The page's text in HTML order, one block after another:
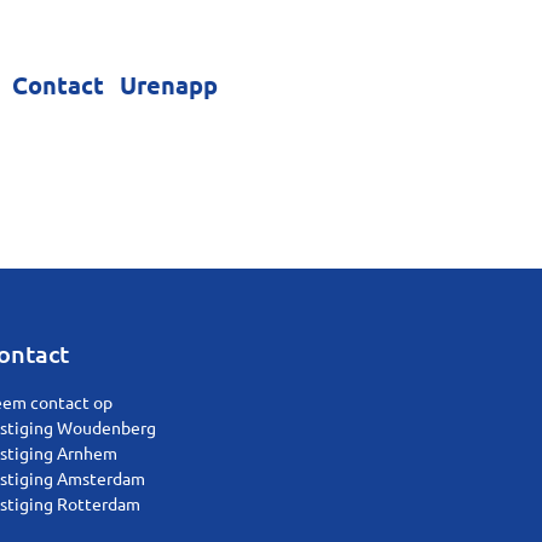
Contact Urenapp
contact op
Woudenberg
Arnhem
Amsterdam
Rotterdam